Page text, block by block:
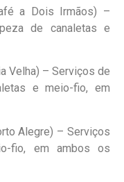
a Dois Irmãos) –
de canaletas e
Velha) – Serviços de
e meio-fio, em
Alegre) – Serviços
fio, em ambos os